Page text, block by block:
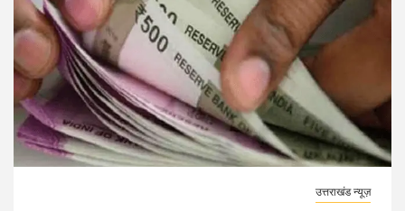
उत्तराखंड न्यूज़